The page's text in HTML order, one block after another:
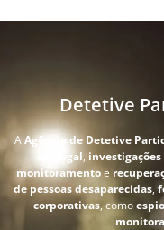
Detetive
AAgência de Detetive
conjugal,
monitoramentoe
de pessoas desaparecidas,
corporativas, como